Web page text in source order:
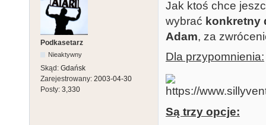
Podkasetarz
Nieaktywny
Skąd: Gdańsk
Zarejestrowany: 2003-04-30
Posty: 3,330
Jak ktoś chce
wybrać konkretny
Adam, za
Dla przypomnienia:
Są trzy opcje: